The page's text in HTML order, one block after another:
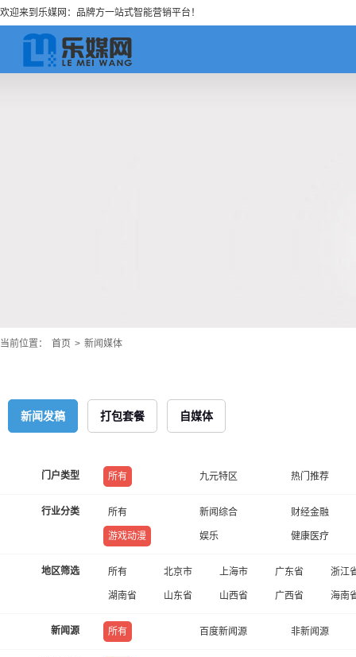
欢迎来到乐媒网：品牌方一站式智能营销平台！
当前位置： 首页 > 新闻媒体
新闻发稿 打包套餐 自媒体
门户类型 所有 九元特区 热门推荐
行业分类 所有 新闻综合 财经金融
游戏动漫 娱乐 健康医疗
地区筛选 所有 北京市 上海市 广东省 浙江
湖南省 山东省 山西省 广西省 海南
新闻源 所有 百度新闻源 非新闻源